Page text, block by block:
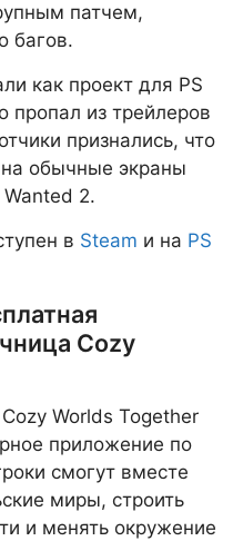
патчем,
багов.
как проект для PS
пропал из трейлеров
признались, что
обычные экраны
2.
в Steam и на PS
Cozy
Worlds Together
приложение по
смогут вместе
миры, строить
и менять окружение